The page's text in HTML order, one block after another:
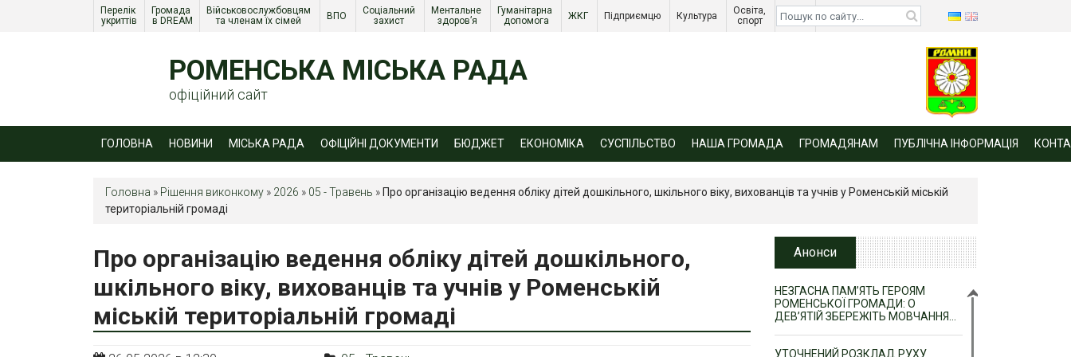
Перелік
укриттів
Громада
в DREAM
Військовослужбовцям
та членам їх сімей
ВПО
Соціальний
захист
Ментальне
здоров’я
Гуманітарна
допомога
ЖКГ Підприємцю Культура
Освіта,
спорт
Діти
війни
РОМЕНСЬКА МІСЬКА РАДА
офіційний сайт
ГОЛОВНА НОВИНИ МІСЬКА РАДА ОФІЦІЙНІ ДОКУМЕНТИ БЮДЖЕТ ЕКОНОМІКА СУСПІЛЬСТВО НАША ГРОМАДА ГРОМАДЯНАМ ПУБЛІЧНА ІНФОРМАЦІЯ
Головна » Рішення виконкому » 2026 » 05 - Травень » Про організацію ведення обліку дітей дошкільного, шкільного віку, вихованців та учнів у Роменській міській
територіальній громаді
Про організацію ведення обліку дітей дошкільного,
шкільного віку, вихованців та учнів у Роменській
міській територіальній громаді
Анонси
НЕЗГАСНА ПАМ’ЯТЬ ГЕРОЯМ
РОМЕНСЬКОЇ ГРОМАДИ: О
ДЕВ’ЯТІЙ ЗБЕРЕЖІТЬ МОВЧАННЯ…
УТОЧНЕНИЙ РОЗКЛАД РУХУ